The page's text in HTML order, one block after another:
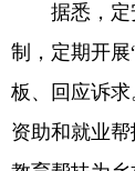
据悉，定安
制，定期开展
板、回应诉
资助和就业